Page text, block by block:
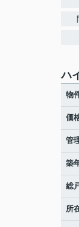
ハ
物
価
管
築
総
所